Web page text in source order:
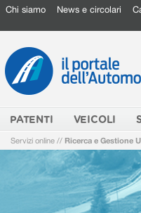
Chi siamo News e circolari
PATENTI VEICOLI
Servizi online // Ricerca e Gestione